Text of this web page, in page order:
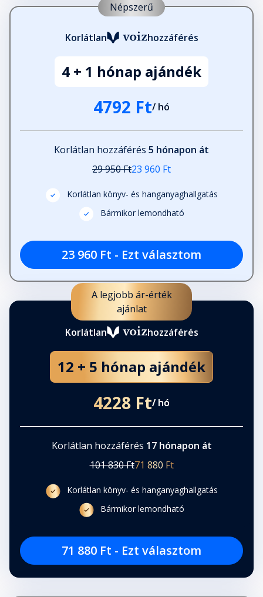
Népszerű
Korlátlan hozzáférés
4 + 1 hónap ajándék
4792 Ft/ hó
Korlátlan hozzáférés 5 hónapon át
29 950 Ft23 960 Ft
Korlátlan könyv- és hanganyaghallgatás
Bármikor lemondható
23 960 Ft - Ezt választom
A legjobb ár-érték
ajánlat
Korlátlan
hozzáférés
12 + 5 hónap ajándék
4228 Ft/ hó
Korlátlan hozzáférés 17 hónapon át
101 830 Ft71 880 Ft
Korlátlan könyv- és hanganyaghallgatás
Bármikor lemondható
71 880 Ft - Ezt választom